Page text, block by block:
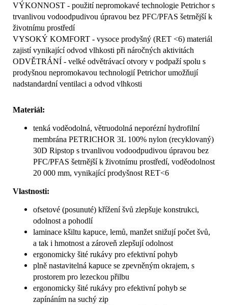
VÝKONNOST - použití nepromokavé technologie Petrichor s
trvanlivou vodoodpudivou úpravou bez PFC/PFAS šetrnější k
životnímu prostředí
VYSOKÝ KOMFORT - vysoce prodyšný (RET <6) materiál
zajistí vynikající odvod vlhkosti při náročných aktivitách
ODVĚTRÁNÍ - velké odvětrávací otvory v podpaží spolu s
prodyšnou nepromokavou technologií Petrichor umožňují
nadstandardní ventilaci a odvod vlhkosti
Materiál:
tenká voděodolná, větruodolná neporézní hydrofilní
membrána PETRICHOR 3L 100% nylon (recyklovaný)
30D Ripstop s trvanlivou vodoodpudivou úpravou bez
PFC/PFAS šetrnější k životnímu prostředí, voděodolnost
20 000 mm, vynikající prodyšnost RET<6
Vlastnosti:
ofsetové (posunuté) křížení švů zlepšuje konstrukci,
odolnost a pohodlí
laminace kšiltu kapuce, lemů, manžet snižují počet švů,
a tak i hmotnost a zároveň zlepšují odolnost
ergonomicky šité rukávy pro efektivní pohyb
plně nastavitelná kapuce se zpevněným okrajem, s
prostorem pro lezeckou přilbu
ergonomicky šité rukávy pro efektivní pohyb se
zapínáním na suchý zip